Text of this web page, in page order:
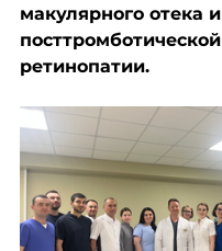
макулярного отека и
посттромботической
ретинопатии.